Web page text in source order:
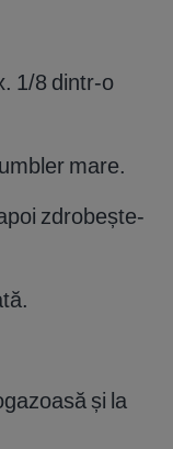
1/8 dintr-o
mare.
zdrobește-
și la